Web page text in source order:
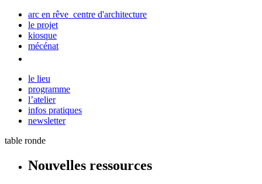
arc en rêve centre d'architecture
le projet
kiosque
mécénat
le lieu
programme
l’atelier
infos pratiques
newsletter
table ronde
Nouvelles ressources